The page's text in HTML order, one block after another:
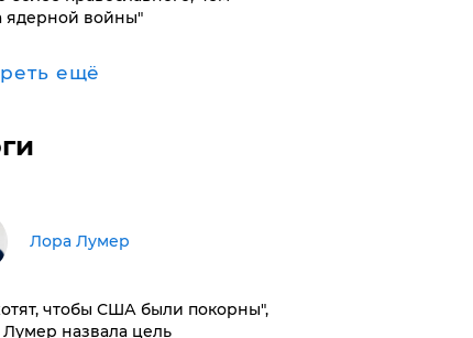
ядерной войны"
ещё
​Лора Лумер
чтобы США были покорны",
назвала цель